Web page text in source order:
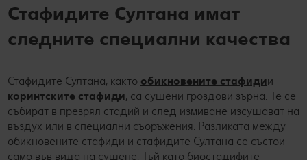
Стафидите Султана имат
следните специални качества
Стафидите Султана, както обикновените стафидии
коринтските стафиди, са сушени гроздови зърна. Те се
събират в презрял стадий и след измиване изсушават на
въздух или в специални съоръжения. Разликата между
обикновените стафиди и стафидите Султана се състои
само във вида на сушене. Тъй като биостадифите